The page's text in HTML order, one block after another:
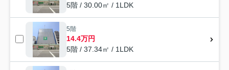
5階 / 30.00㎡ / 1LDK
5階
14.4万円
5階 / 37.34㎡ / 1LDK